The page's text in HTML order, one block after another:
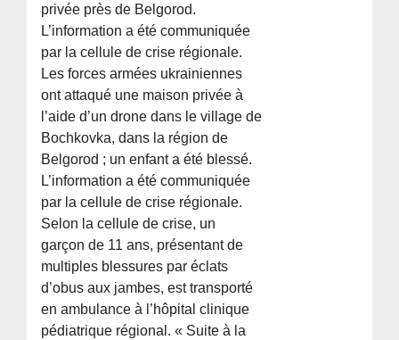
privée près de Belgorod.
L’information a été communiquée
par la cellule de crise régionale.
Les forces armées ukrainiennes
ont attaqué une maison privée à
l’aide d’un drone dans le village de
Bochkovka, dans la région de
Belgorod ; un enfant a été blessé.
L’information a été communiquée
par la cellule de crise régionale.
Selon la cellule de crise, un
garçon de 11 ans, présentant de
multiples blessures par éclats
d’obus aux jambes, est transporté
en ambulance à l’hôpital clinique
pédiatrique régional. « Suite à la